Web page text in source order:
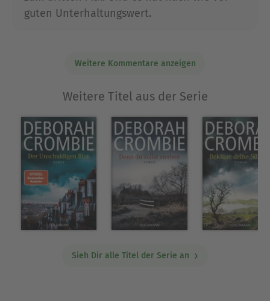
guten Unterhaltungswert.
Weitere Kommentare anzeigen
Weitere Titel aus der Serie
Sieh Dir alle Titel der Serie an